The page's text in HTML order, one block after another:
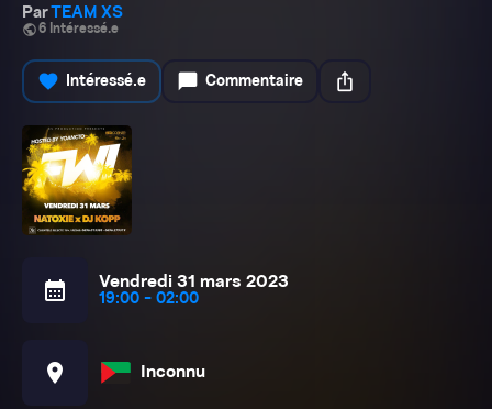
Par TEAM XS
public6 Intéressé.e
favorite Intéressé.e chat_bubble Commentaire ios_share
calendar_month Vendredi 31 mars 2023
19:00 - 02:00
location_on Inconnu